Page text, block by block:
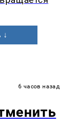
↓
6 часов назад